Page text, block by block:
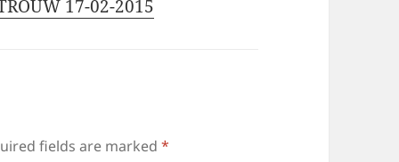
17-02-2015
fields are marked*